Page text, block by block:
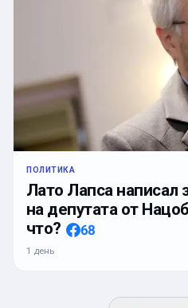
ПОЛИТИКА
Лато Лапса написал
на депутата от
что?
68
1 день